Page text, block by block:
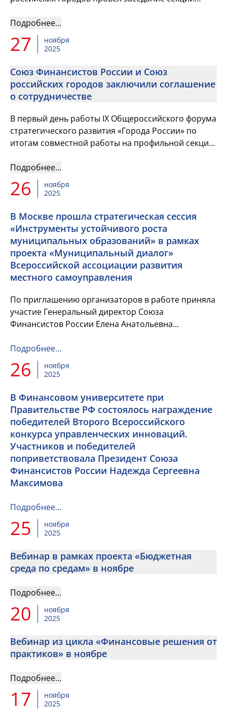
Подробнее…
27
ноября
2025
Союз Финансистов России и Союз
российских городов заключили соглашение
о сотрудничестве
В первый день работы IX Общероссийского форума
стратегического развития «Города России» по
итогам совместной работы на профильной секции
Союз Финансистов Росс...
Подробнее…
26
ноября
2025
В Москве прошла стратегическая сессия
«Инструменты устойчивого роста
муниципальных образований» в рамках
проекта «Муниципальный диалог»
Всероссийской ассоциации развития
местного самоуправления
По приглашению организаторов в работе приняла
участие Генеральный директор Союза
Финансистов России Елена Анатольевна
Подробнее…
26
ноября
2025
В Финансовом университете при
Правительстве РФ состоялось награждение
победителей Второго Всероссийского
конкурса управленческих инноваций.
Участников и победителей
поприветствовала Президент Союза
Финансистов России Надежда Сергеевна
Максимова
Подробнее…
25
ноября
2025
Вебинар в рамках проекта «Бюджетная
среда по средам» в ноябре
Подробнее…
20
ноября
2025
Вебинар из цикла «Финансовые решения от
практиков» в ноябре
Подробнее…
17
ноября
2025